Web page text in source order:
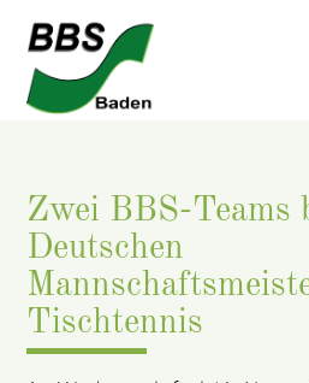
Zwei BBS-Teams
Deutschen
Tischtennis